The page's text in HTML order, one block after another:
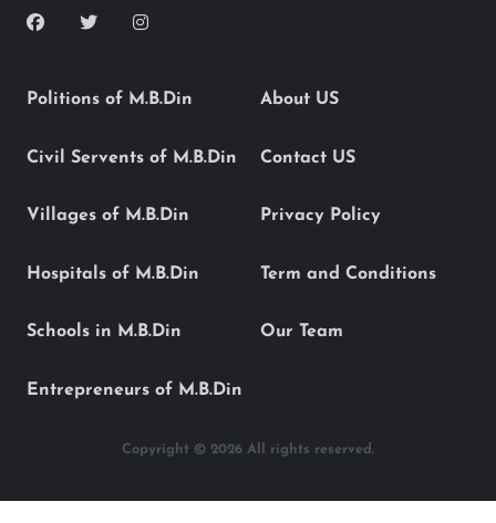
Politions of M.B.Din
Civil Servents of M.B.Din
Villages of M.B.Din
Hospitals of M.B.Din
Schools in M.B.Din
Entrepreneurs of M.B.Din
About US
Contact US
Privacy Policy
Term and Conditions
Our Team
Copyright © 2026 All rights reserved.